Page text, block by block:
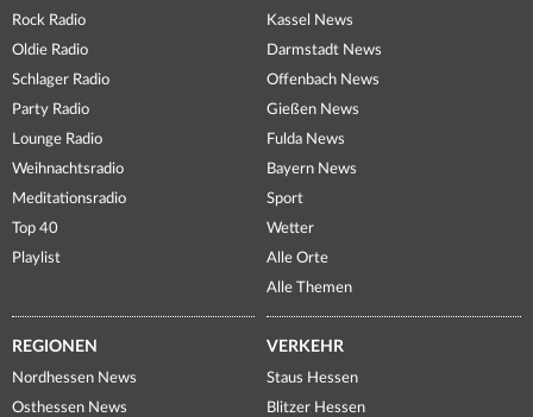
Rock Radio
Oldie Radio
Schlager Radio
Party Radio
Lounge Radio
Weihnachtsradio
Meditationsradio
Top 40
Playlist
Kassel News
Darmstadt News
Offenbach News
Gießen News
Fulda News
Bayern News
Sport
Wetter
Alle Orte
Alle Themen
REGIONEN
Nordhessen News
Osthessen News
VERKEHR
Staus Hessen
Blitzer Hessen